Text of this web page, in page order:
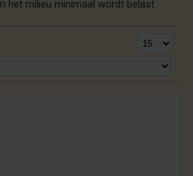
het milieu minimaal wordt belast.